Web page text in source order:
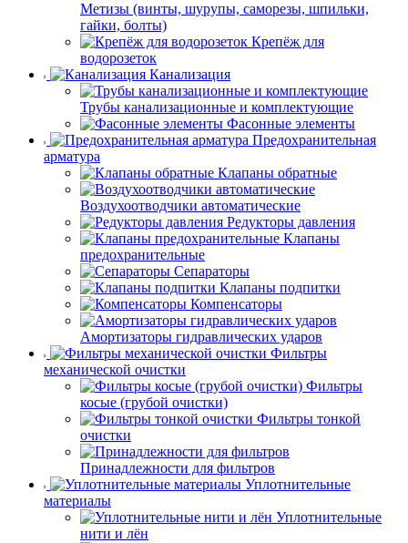
Метизы (винты, шурупы, саморезы, шпильки,
гайки, болты)
Крепёж для
водорозеток
Канализация
Трубы канализационные и комплектующие
Фасонные элементы
Предохранительная
арматура
Клапаны обратные
Воздухоотводчики автоматические
Редукторы давления
Клапаны
предохранительные
Сепараторы
Клапаны подпитки
Компенсаторы
Амортизаторы гидравлических ударов
Фильтры
механической очистки
Фильтры
косые (грубой очистки)
Фильтры тонкой
очистки
Принадлежности для фильтров
Уплотнительные
материалы
Уплотнительные
нити и лён